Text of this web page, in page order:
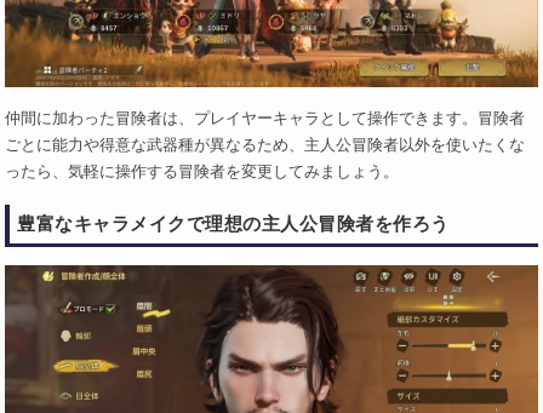
仲間に加わった冒険者は、プレイヤーキャラとして操作できます。冒険者
ごとに能力や得意な武器種が異なるため、主人公冒険者以外を使いたくな
ったら、気軽に操作する冒険者を変更してみましょう。
豊富なキャラメイクで理想の主人公冒険者を作ろう